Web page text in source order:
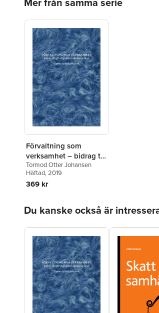
Förvaltning som
verksamhet – bidrag till
offentligrättens
allmänna läror
Tormod Otter Johansen
Häftad, 2019
369 kr
Du kanske också är